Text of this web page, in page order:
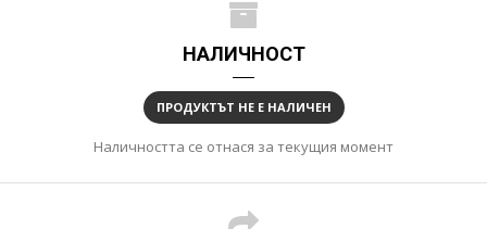
НАЛИЧНОСТ
ПРОДУКТЪТ НЕ Е НАЛИЧЕН
Наличността се отнася за текущия момент